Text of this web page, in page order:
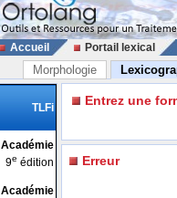
Accueil Portail lexical
Morphologie
TLFi
Académie
9e édition
Académie
Entrez une
Erreur